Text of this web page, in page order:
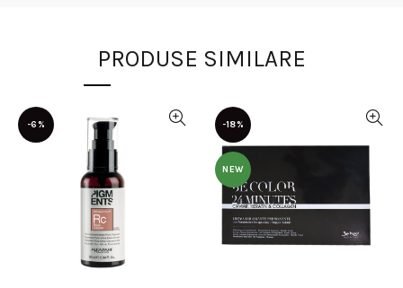
PRODUSE SIMILARE
-6% -18%
NEW